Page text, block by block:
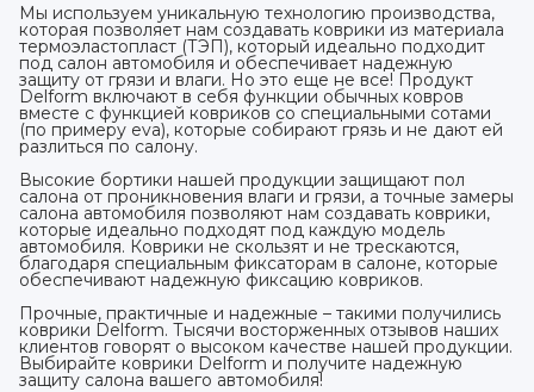
Мы используем уникальную технологию производства,
которая позволяет нам создавать коврики из материала
термоэластопласт (ТЭП), который идеально подходит
под салон автомобиля и обеспечивает надежную
защиту от грязи и влаги. Но это еще не все! Продукт
Delform включают в себя функции обычных ковров
вместе с функцией ковриков со специальными сотами
(по примеру eva), которые собирают грязь и не дают ей
разлиться по салону.
Высокие бортики нашей продукции защищают пол
салона от проникновения влаги и грязи, а точные замеры
салона автомобиля позволяют нам создавать коврики,
которые идеально подходят под каждую модель
автомобиля. Коврики не скользят и не трескаются,
благодаря специальным фиксаторам в салоне, которые
обеспечивают надежную фиксацию ковриков.
Прочные, практичные и надежные – такими получились
коврики Delform. Тысячи восторженных отзывов наших
клиентов говорят о высоком качестве нашей продукции.
Выбирайте коврики Delform и получите надежную
защиту салона вашего автомобиля!